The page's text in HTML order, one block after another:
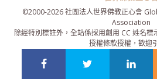
©2000-2026 社團法人世界佛教正心會
Association
除經特別標註外，全站係採用創用 CC 姓名標
授權條款授權，歡迎